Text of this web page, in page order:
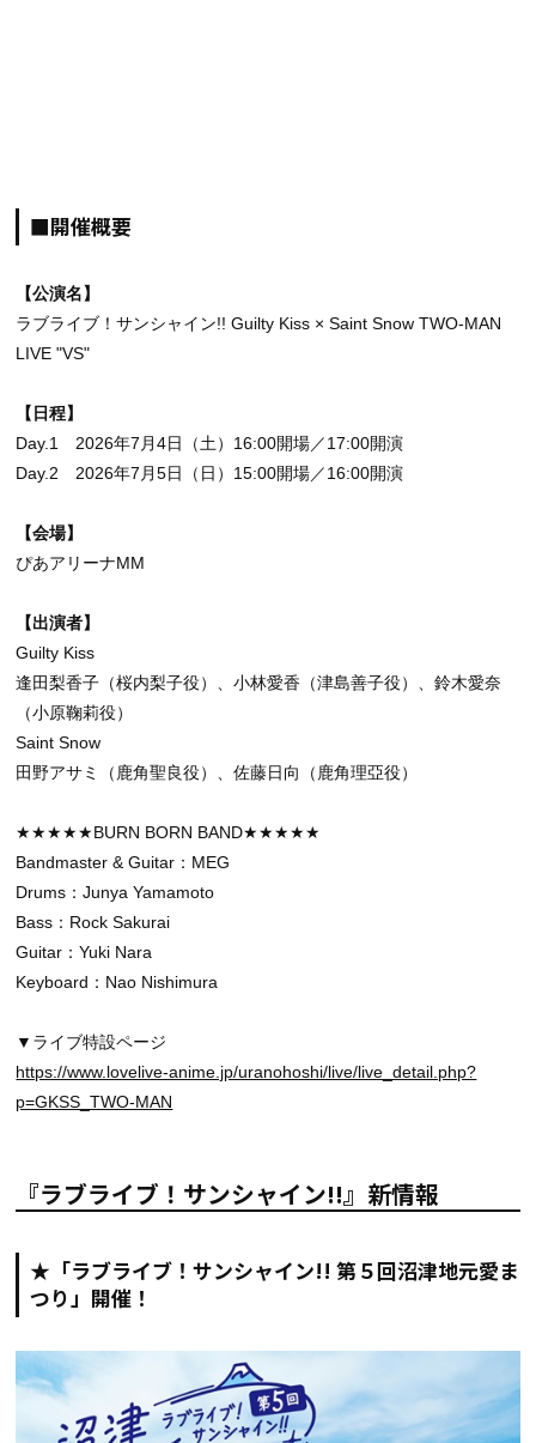
■開催概要
【公演名】
ラブライブ！サンシャイン!! Guilty Kiss × Saint Snow TWO-MAN
LIVE "VS"
【日程】
Day.1 2026年7月4日（土）16:00開場／17:00開演
Day.2 2026年7月5日（日）15:00開場／16:00開演
【会場】
ぴあアリーナMM
【出演者】
Guilty Kiss
逢田梨香子（桜内梨子役）、小林愛香（津島善子役）、鈴木愛奈
（小原鞠莉役）
Saint Snow
田野アサミ（鹿角聖良役）、佐藤日向（鹿角理亞役）
★★★★★BURN BORN BAND★★★★★
Bandmaster & Guitar：MEG
Drums：Junya Yamamoto
Bass：Rock Sakurai
Guitar：Yuki Nara
Keyboard：Nao Nishimura
▼ライブ特設ページ
https://www.lovelive-anime.jp/uranohoshi/live/live_detail.php?
p=GKSS_TWO-MAN
『ラブライブ！サンシャイン!!』新情報
★「ラブライブ！サンシャイン!! 第５回沼津地元愛ま
つり」開催！